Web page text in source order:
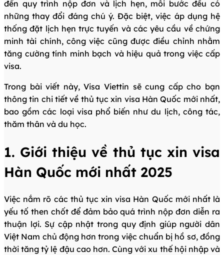
đến quy trình nộp đơn và lịch hẹn, mỗi bước đều có
những thay đổi đáng chú ý. Đặc biệt, việc áp dụng hệ
thống đặt lịch hẹn trực tuyến và các yêu cầu về chứng
minh tài chính, công việc cũng được điều chỉnh nhằm
tăng cường tính minh bạch và hiệu quả trong việc cấp
visa.
Trong bài viết này, Visa Viettin sẽ cung cấp cho bạn
thông tin chi tiết về thủ tục xin visa Hàn Quốc mới nhất,
bao gồm các loại visa phổ biến như du lịch, công tác,
thăm thân và du học.
1. Giới thiệu về thủ tục xin visa
Hàn Quốc mới nhất 2025
Việc nắm rõ các thủ tục xin visa Hàn Quốc mới nhất là
yếu tố then chốt để đảm bảo quá trình nộp đơn diễn ra
thuận lợi. Sự cập nhật trong quy định giúp người dân
Việt Nam chủ động hơn trong việc chuẩn bị hồ sơ, đồng
thời tăng tỷ lệ đậu cao hơn. Cùng với xu thế hội nhập và